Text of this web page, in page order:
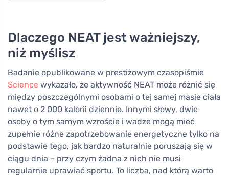
Dlaczego NEAT jest ważniejszy,
niż myślisz
Badanie opublikowane w prestiżowym czasopiśmie
Science wykazało, że aktywność NEAT może różnić się
między poszczególnymi osobami o tej samej masie ciała
nawet o 2 000 kalorii dziennie. Innymi słowy, dwie
osoby o tym samym wzroście i wadze mogą mieć
zupełnie różne zapotrzebowanie energetyczne tylko na
podstawie tego, jak bardzo naturalnie poruszają się w
ciągu dnia – przy czym żadna z nich nie musi
regularnie uprawiać sportu. To liczba, nad którą warto